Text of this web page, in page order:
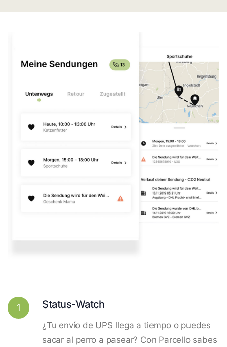
1 Status-Watch
¿Tu envío de UPS llega a tiempo o puedes
sacar al perro a pasear? Con Parcello sabes